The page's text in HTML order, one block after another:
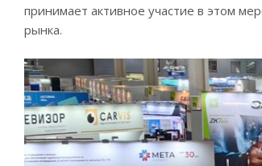
принимает активное участие в этом
рынка.